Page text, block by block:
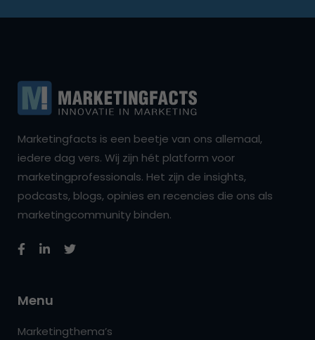
Marketingfacts is een beetje van ons allemaal,
iedere dag vers. Wij zijn hét platform voor
marketingprofessionals. Het zijn de insights,
podcasts, blogs, opinies en recencies die ons als
marketingcommunity binden.
Menu
Marketingthema’s